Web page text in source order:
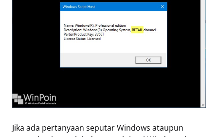
Jika ada pertanyaan seputar Windows ataupun